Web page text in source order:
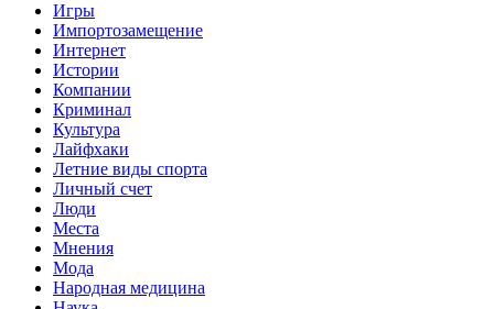
Игры
Импортозамещение
Интернет
Истории
Компании
Криминал
Культура
Лайфхаки
Летние виды спорта
Личный счет
Люди
Места
Мнения
Мода
Народная медицина